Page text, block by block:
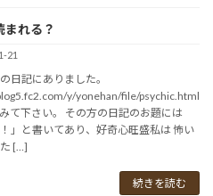
まれる？
21
日記にありました。
y/yonehan/file/psychic.html
て下さい。 その方の日記のお題には
！」と書いてあり、好奇心旺盛私は 怖い
[…]
続きを読む